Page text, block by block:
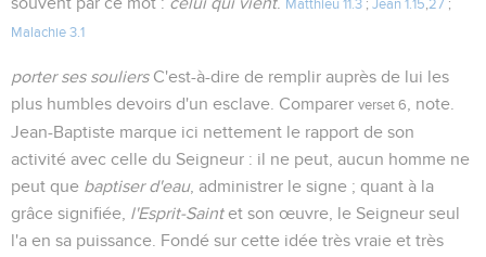
Matthieu 11.3 ; Jean 1.15 27 ;
Malachie 3.1
porter ses souliersC'est-à-dire de remplir auprès de lui les
plus humbles devoirs d'un esclave. Comparer verset 6
, note.
Jean-Baptiste marque ici nettement le rapport de son
activité avec celle du Seigneur : il ne peut, aucun homme ne
peut que baptiser d'eau, administrer le signe ; quant à la
grâce signifiée, l'Esprit-Saintet son œuvre, le Seigneur seul
l'a en sa puissance. Fondé sur cette idée très vraie et très